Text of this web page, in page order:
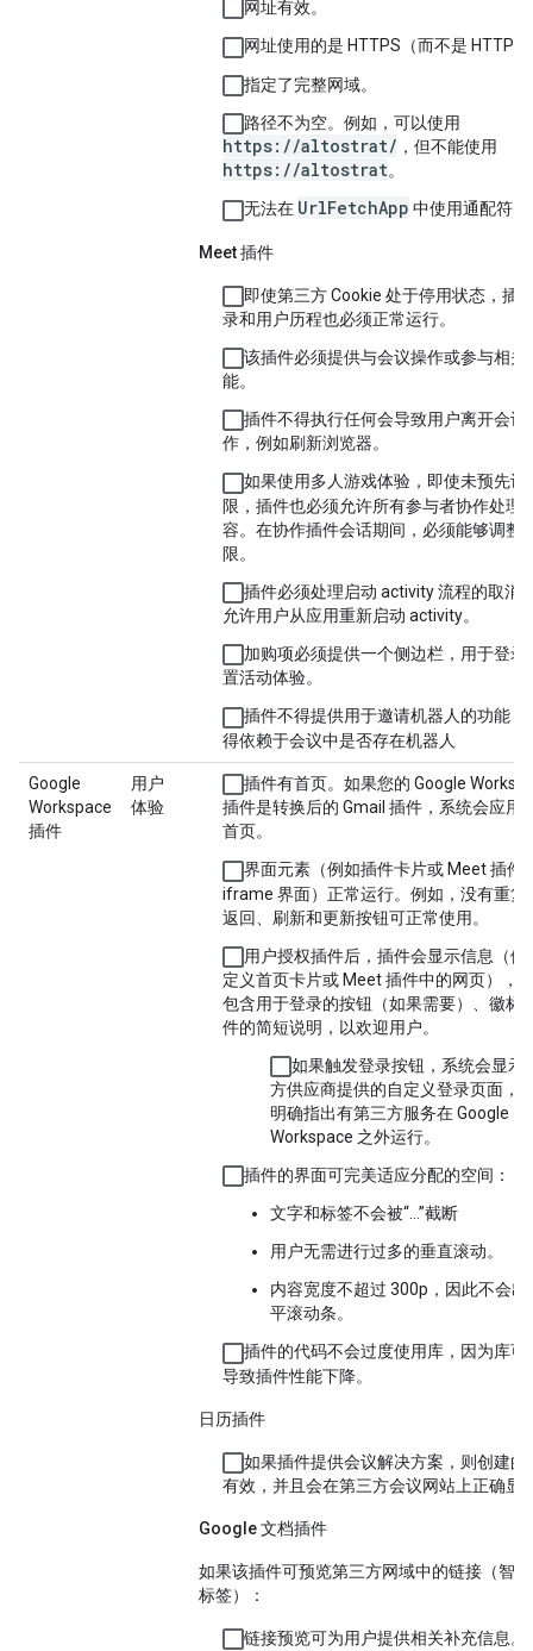
网址有效。
网址使用的是 HTTPS（而不是 HTTP
指定了完整网域。
路径不为空。例如，可以使用
https://altostrat/ ，但不能使用
https://altostrat。
无法在 UrlFetchApp 中使用通配符。
Meet 插件
即使第三方 Cookie 处于停用状态，插
录和用户历程也必须正常运行。
该插件必须提供与会议操作或参与相关
能。
插件不得执行任何会导致用户离开会议
作，例如刷新浏览器。
如果使用多人游戏体验，即使未预先设
限，插件也必须允许所有参与者协作处理
容。在协作插件会话期间，必须能够调整
限。
插件必须处理启动 activity 流程的取消
允许用户从应用重新启动 activity。
加购项必须提供一个侧边栏，用于登录
置活动体验。
插件不得提供用于邀请机器人的功能，
得依赖于会议中是否存在机器人
Google
Workspace
插件
用户
体验
插件有首页。如果您的 Google
插件是转换后的 Gmail 插件，系统会应用
首页。
界面元素（例如插件卡片或 Meet 插件
iframe 界面）正常运行。例如，没有重复
返回、刷新和更新按钮可正常使用。
用户授权插件后，插件会显示信息（例
定义首页卡片或 Meet 插件中的网页），
包含用于登录的按钮（如果需要）、徽标
件的简短说明，以欢迎用户。
如果触发登录按钮，系统会显示
方供应商提供的自定义登录页面，
明确指出有第三方服务在 Google
Workspace 之外运行。
插件的界面可完美适应分配的空间：
文字和标签不会被“…”截断
用户无需进行过多的垂直滚动。
内容宽度不超过 300p，因此不会出
平滚动条。
插件的代码不会过度使用库，因为库可
导致插件性能下降。
日历插件
如果插件提供会议解决方案，则创建的
有效，并且会在第三方会议网站上正确显
Google 文档插件
如果该插件可预览第三方网域中的链接（智
标签）：
链接预览可为用户提供相关补充信息。